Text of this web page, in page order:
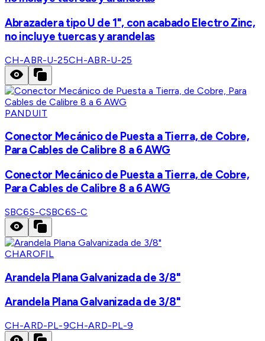
Abrazadera tipo U de 1", con acabado Electro Zinc,
no incluye tuercas y arandelas
CH-ABR-U-25CH-ABR-U-25
PANDUIT
Conector Mecánico de Puesta a Tierra, de Cobre,
Para Cables de Calibre 8 a 6 AWG
Conector Mecánico de Puesta a Tierra, de Cobre,
Para Cables de Calibre 8 a 6 AWG
SBC6S-CSBC6S-C
CHAROFIL
Arandela Plana Galvanizada de 3/8"
Arandela Plana Galvanizada de 3/8"
CH-ARD-PL-9CH-ARD-PL-9